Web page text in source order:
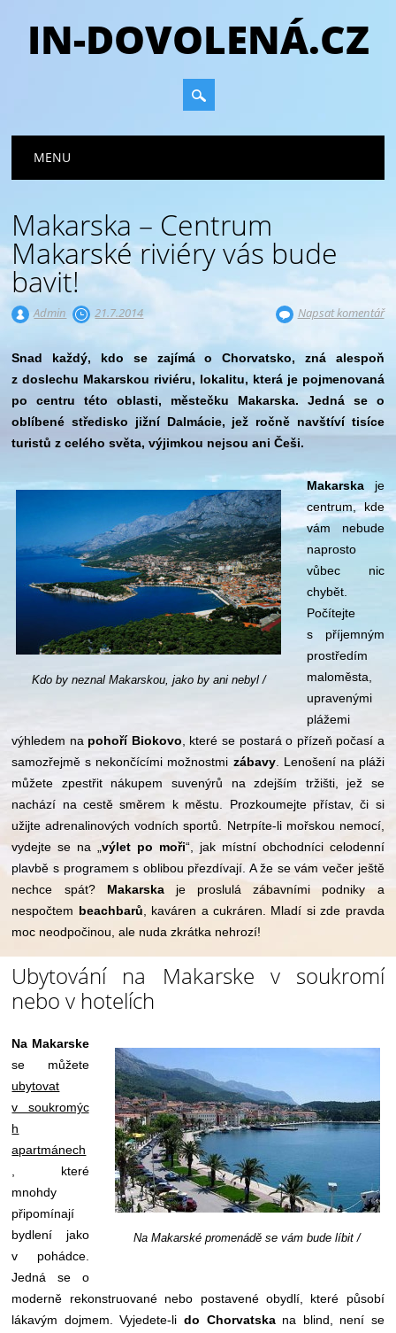
IN-DOVOLENÁ.CZ
Hlavní navigační menu
MENU
Makarska – Centrum
Makarské riviéry vás bude
bavit!
Admin 21.7.2014 Napsat komentář
Snad každý, kdo se zajímá o Chorvatsko, zná alespoň
z doslechu Makarskou riviéru, lokalitu, která je pojmenovaná
po centru této oblasti, městečku Makarska. Jedná se o
oblíbené středisko jižní Dalmácie, jež ročně navštíví tisíce
turistů z celého světa, výjimkou nejsou ani Češi.
Kdo by neznal Makarskou, jako by ani nebyl /
Makarska je
centrum, kde
vám nebude
naprosto
vůbec nic
chybět.
Počítejte
s příjemným
prostředím
maloměsta,
upravenými
plážemi
výhledem na pohoří Biokovo , které se postará o přízeň počasí a
samozřejmě s nekončícími možnostmi zábavy. Lenošení na pláži
můžete zpestřit nákupem suvenýrů na zdejším tržišti, jež se
nachází na cestě směrem k městu. Prozkoumejte přístav, či si
užijte adrenalinových vodních sportů. Netrpíte-li mořskou nemocí,
vydejte se na „výlet po moři“, jak místní obchodníci celodenní
plavbě s programem s oblibou přezdívají. A že se vám večer ještě
nechce spát? Makarskaje proslulá zábavními podniky a
nespočtem beachbarů , kaváren a cukráren. Mladí si zde pravda
moc neodpočinou, ale nuda zkrátka nehrozí!
Ubytování na Makarske v soukromí
nebo v hotelích
Na Makarské promenádě se vám bude líbit /
Na Makarske
se můžete
ubytovat
v soukromýc
h
apartmánech
, které
mnohdy
připomínají
bydlení jako
v pohádce.
Jedná se o
moderně rekonstruované nebo postavené obydlí, které působí
lákavým dojmem. Vyjedete-li do Chorvatskana blind, není se